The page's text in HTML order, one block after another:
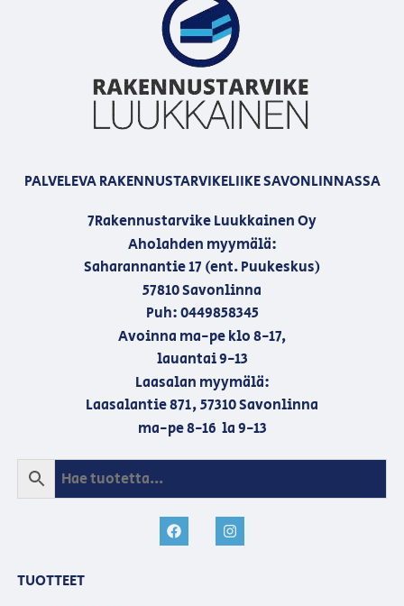
PALVELEVA RAKENNUSTARVIKELIIKE SAVONLINNASSA
7Rakennustarvike Luukkainen Oy
Aholahden myymälä:
Saharannantie 17 (ent. Puukeskus)
57810 Savonlinna
Puh: 0449858345
Avoinna ma-pe klo 8-17,
lauantai 9-13
Laasalan myymälä:
Laasalantie 871, 57310 Savonlinna
ma-pe 8-16 la 9-13
TUOTTEET